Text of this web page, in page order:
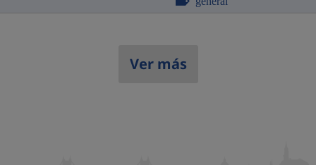
Ver más